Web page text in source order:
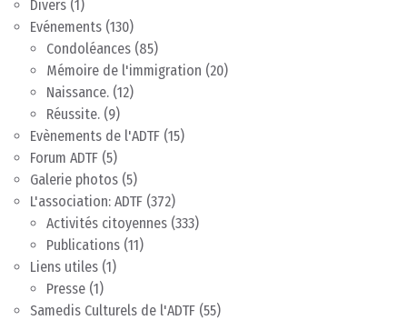
Divers (1)
Evénements (130)
Condoléances (85)
Mémoire de l'immigration (20)
Naissance. (12)
Réussite. (9)
Evènements de l'ADTF (15)
Forum ADTF (5)
Galerie photos (5)
L'association: ADTF (372)
Activités citoyennes (333)
Publications (11)
Liens utiles (1)
Presse (1)
Samedis Culturels de l'ADTF (55)